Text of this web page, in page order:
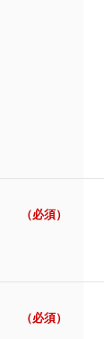
（必須）
（必須）